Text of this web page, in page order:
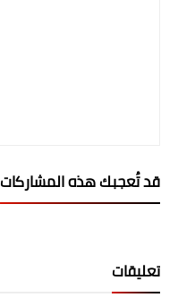
قد تُعجبك هذه المشاركات
تعليقات